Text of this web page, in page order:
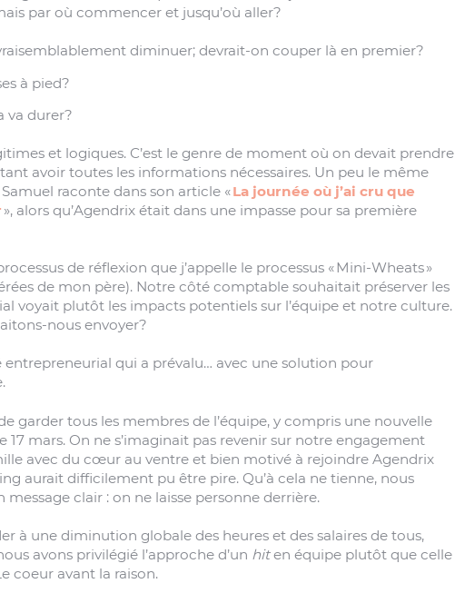
par où commencer et jusqu’où aller?
diminuer; devrait-on couper là en premier?
à pied?
va durer?
et logiques. C’est le genre de moment où on devait prendre
avoir toutes les informations nécessaires. Un peu le même
raconte dans son article «La journée où j’ai cru que
», alors qu’Agendrix était dans une impasse pour sa première
de réflexion que j’appelle le processus « Mini-Wheats »
de mon père). Notre côté comptable souhaitait préserver les
voyait plutôt les impacts potentiels sur l’équipe et notre culture.
nous envoyer?
qui a prévalu… avec une solution pour
garder tous les membres de l’équipe, y compris une nouvelle
mars. On ne s’imaginait pas revenir sur notre engagement
avec du cœur au ventre et bien motivé à rejoindre Agendrix
aurait difficilement pu être pire. Qu’à cela ne tienne, nous
clair : on ne laisse personne derrière.
à une diminution globale des heures et des salaires de tous,
avons privilégié l’approche d’un hiten équipe plutôt que celle
coeur avant la raison.